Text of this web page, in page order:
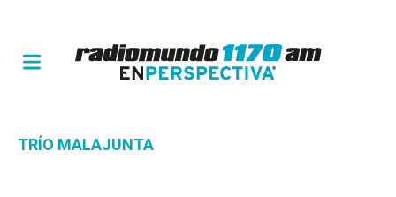
TRÍO MALAJUNTA